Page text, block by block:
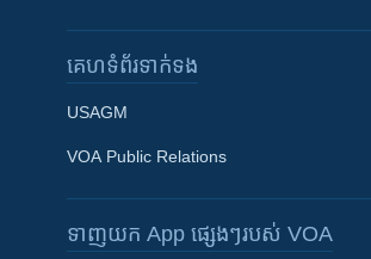
Khmer English
គេហទំព័រ​​ទាក់ទង
USAGM
VOA Public Relations
ទាញយក​ App ផ្សេងៗ​របស់​ VOA